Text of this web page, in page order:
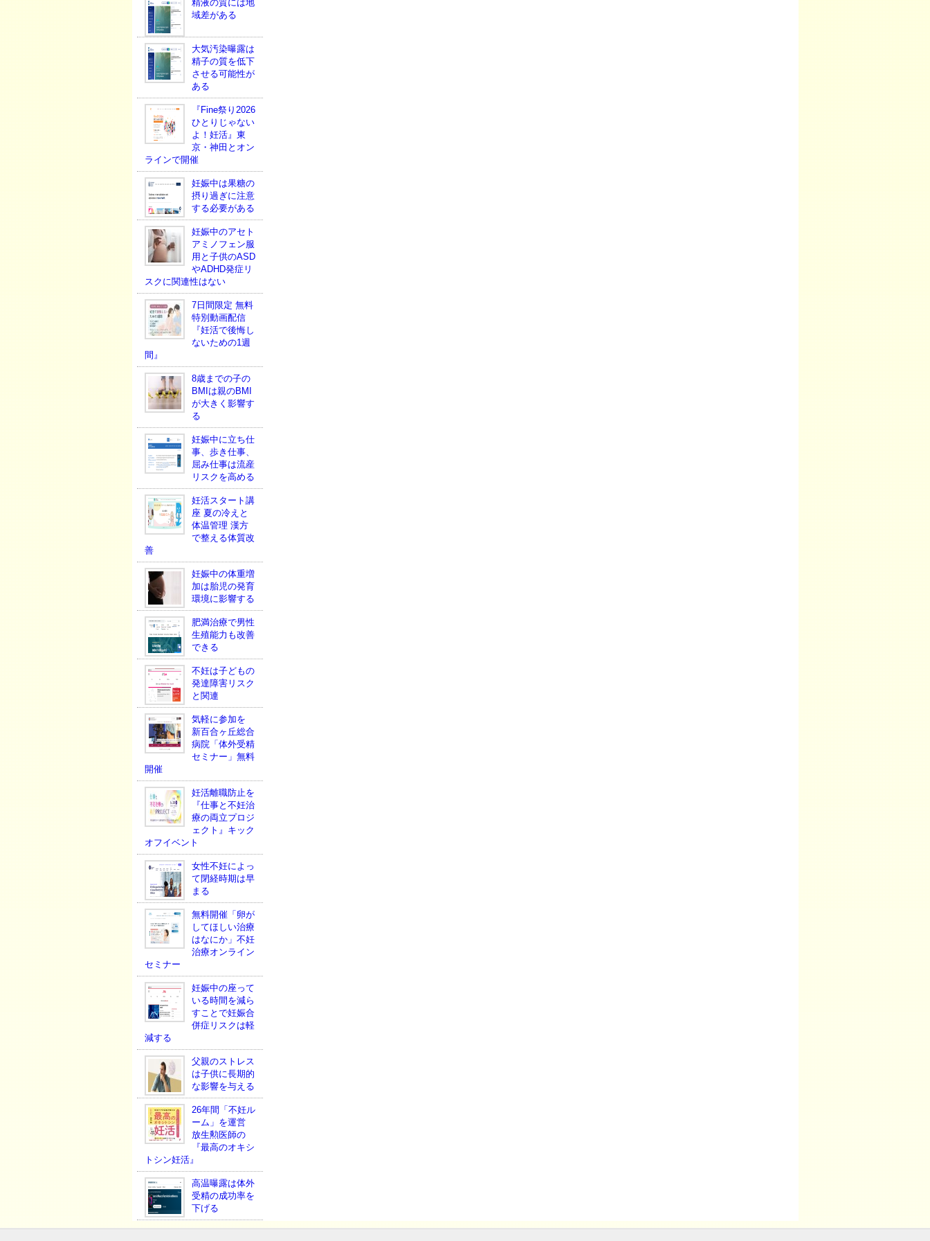
精液の質には地
域差がある
大気汚染曝露は
精子の質を低下
させる可能性が
ある
『Fine祭り2026
ひとりじゃない
よ！妊活』東
京・神田とオン
ラインで開催
妊娠中は果糖の
摂り過ぎに注意
する必要がある
妊娠中のアセト
アミノフェン服
用と子供のASD
やADHD発症リ
スクに関連性はない
7日間限定 無料
特別動画配信
『妊活で後悔し
ないための1週
間』
8歳までの子の
BMIは親のBMI
が大きく影響す
る
妊娠中に立ち仕
事、歩き仕事、
屈み仕事は流産
リスクを高める
妊活スタート講
座 夏の冷えと
体温管理 漢方
で整える体質改
善
妊娠中の体重増
加は胎児の発育
環境に影響する
肥満治療で男性
生殖能力も改善
できる
不妊は子どもの
発達障害リスク
と関連
気軽に参加を
新百合ヶ丘総合
病院「体外受精
セミナー」無料
開催
妊活離職防止を
『仕事と不妊治
療の両立プロジ
ェクト』キック
オフイベント
女性不妊によっ
て閉経時期は早
まる
無料開催「卵が
してほしい治療
はなにか」不妊
治療オンライン
セミナー
妊娠中の座って
いる時間を減ら
すことで妊娠合
併症リスクは軽
減する
父親のストレス
は子供に長期的
な影響を与える
26年間「不妊ル
ーム」を運営
放生勲医師の
『最高のオキシ
トシン妊活』
高温曝露は体外
受精の成功率を
下げる